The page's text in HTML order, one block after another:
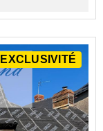
EXCLUSIVITÉ